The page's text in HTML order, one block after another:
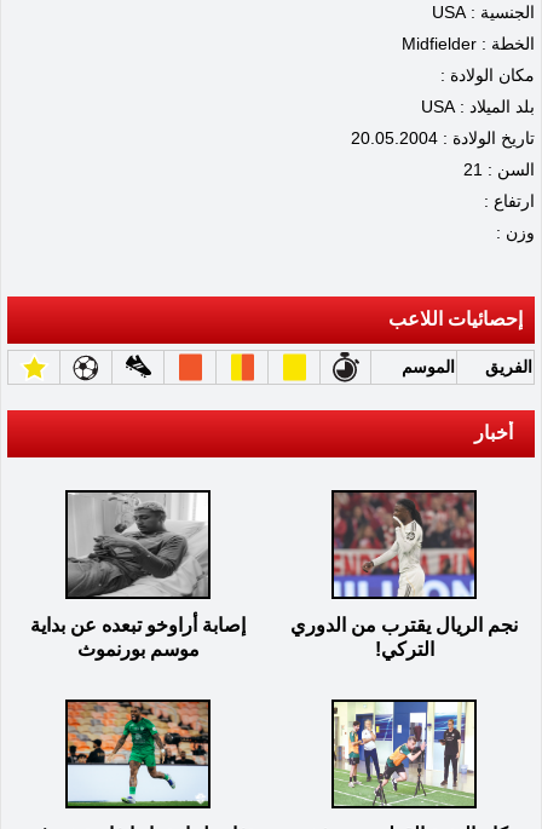
الجنسية : USA
الخطة : Midfielder
مكان الولادة :
بلد الميلاد : USA
تاريخ الولادة : 20.05.2004
السن : 21
ارتفاع :
وزن :
إحصائيات اللاعب
الفريق الموسم
أخبار
نجم الريال يقترب من الدوري
التركي!
إصابة أراوخو تبعده عن بداية
موسم بورنموث